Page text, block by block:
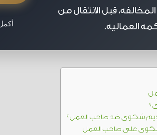
قبل الانتقال من
العمالية.
شكوى ضد صاحب العمل؟
شكوى على صاحب العمل